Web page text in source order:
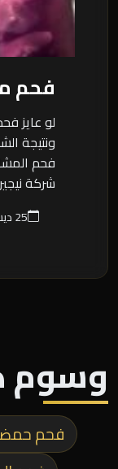
فحم
لو عايز
ونتيجة
فحم
شركة
25 ديسمبر 2025
وسوم
فحم